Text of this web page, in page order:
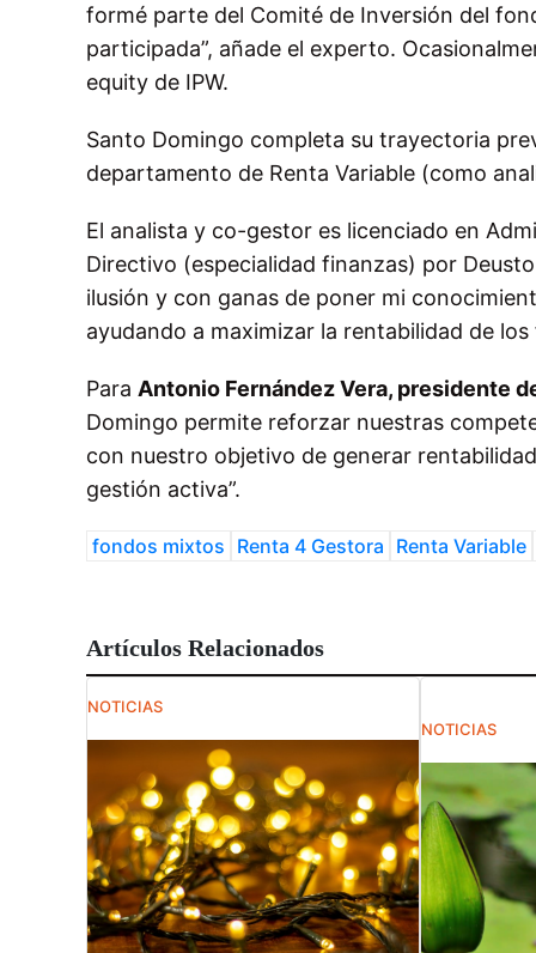
formé parte del Comité de Inversión del
participada”, añade el experto.
equity de IPW.
Santo Domingo completa su trayectoria
departamento de Renta Variable (como
El analista y co-gestor es licenciado en
Directivo (especialidad finanzas) por
ilusión y con ganas de poner mi
ayudando a maximizar la rentabilidad de
Para Antonio Fernández Vera, presidente
Domingo permite reforzar nuestras
con nuestro objetivo de generar
gestión activa”.
fondos mixtos Renta 4 Gestora Renta Variable
Artículos Relacionados
NOTICIAS
NOTICIAS